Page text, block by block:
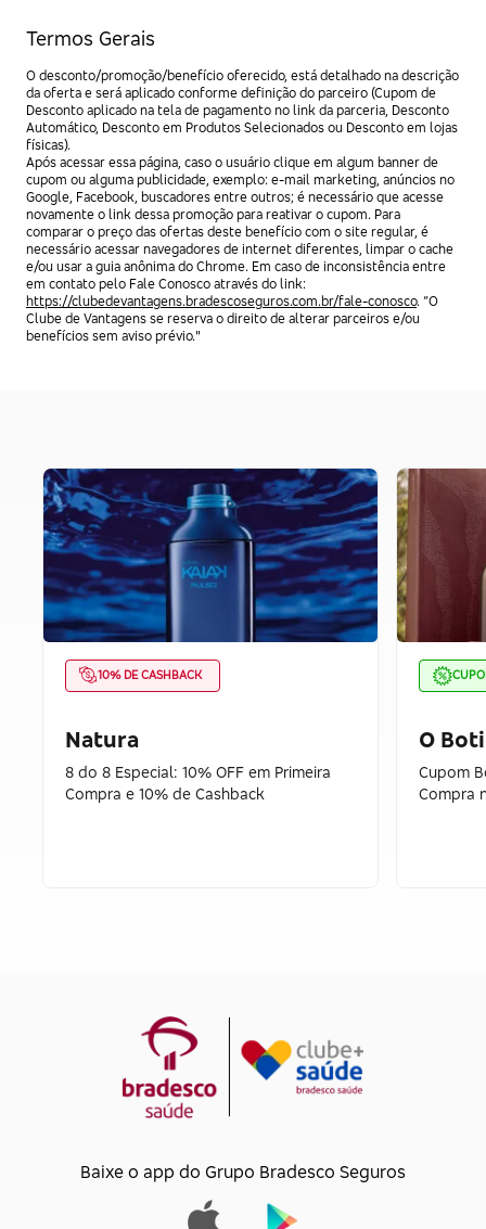
Termos Gerais
O desconto/promoção/benefício oferecido, está detalhado na descrição
da oferta e será aplicado conforme definição do parceiro (Cupom de
Desconto aplicado na tela de pagamento no link da parceria, Desconto
Automático, Desconto em Produtos Selecionados ou Desconto em lojas
físicas).
Após acessar essa página, caso o usuário clique em algum banner de
cupom ou alguma publicidade, exemplo: e-mail marketing, anúncios no
Google, Facebook, buscadores entre outros; é necessário que acesse
novamente o link dessa promoção para reativar o cupom. Para
comparar o preço das ofertas deste benefício com o site regular, é
necessário acessar navegadores de internet diferentes, limpar o cache
e/ou usar a guia anônima do Chrome. Em caso de inconsistência entre
em contato pelo Fale Conosco através do link:
https://clubedevantagens.bradescoseguros.com.br/fale-conosco. “O
Clube de Vantagens se reserva o direito de alterar parceiros e/ou
benefícios sem aviso prévio."
10% DE CASHBACK
Natura
8 do 8 Especial: 10% OFF em Primeira
Compra e 10% de Cashback
O
Cupom
Compra
Baixe o app do Grupo Bradesco Seguros